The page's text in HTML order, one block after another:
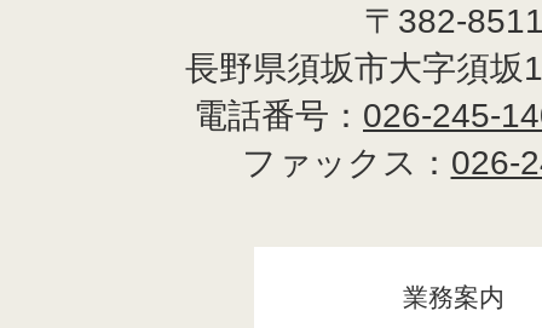
〒382-
長野県須坂市大字須坂
電話番号： 026-245-
ファックス： 026-
業務案内